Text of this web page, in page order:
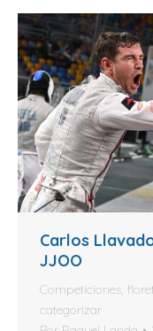
Carlos
JJOO
Competiciones,
categorizar